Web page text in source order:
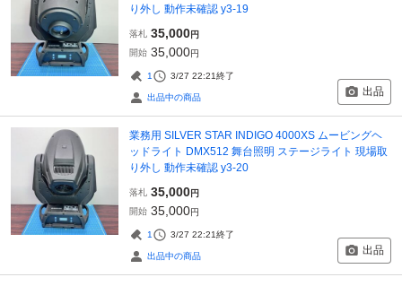
り外し 動作未確認 y3-19
落札 35,000円
開始 35,000円
1 3/27 22:21終了
出品中の商品 出品
業務用 SILVER STAR INDIGO 4000XS ムービングヘ
ッドライト DMX512 舞台照明 ステージライト 現場取
り外し 動作未確認 y3-20
落札 35,000円
開始 35,000円
1 3/27 22:21終了
出品中の商品 出品